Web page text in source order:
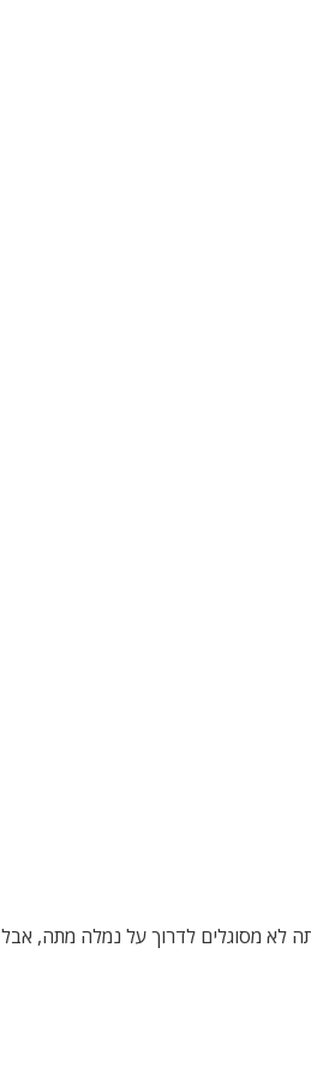
לא מסוגלים לדרוך על נמלה מתה,